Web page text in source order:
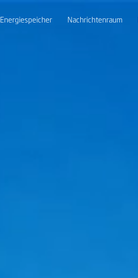
Energiespeicher Nachrichtenraum